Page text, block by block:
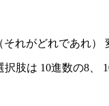
れがどれであれ）
択肢は 10進数の8、